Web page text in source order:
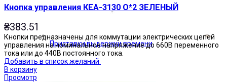
Приставки выдержки времени
Кнопка управления КЕА-3130 О*2 ЗЕЛЕНЫЙ
₴383.51
Кнопки предназначены для коммутации электрических цепей
управления на номинальное напряжение до 660В переменного
тока или до 440В постоянного тока.
Добавить в список желаний
В корзину
Просмотр